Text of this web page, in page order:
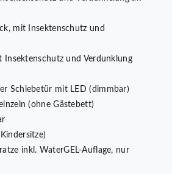
mit Insektenschutz und
Insektenschutz und Verdunklung
Schiebetür mit LED (dimmbar)
(ohne Gästebett)
inkl. WaterGEL-Auflage, nur